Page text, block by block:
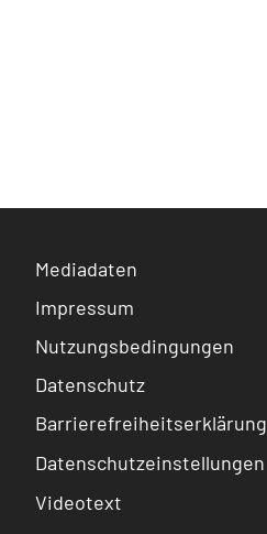
Mediadaten
Impressum
Nutzungsbedingungen
Datenschutz
Barrierefreiheitserklärung
Datenschutzeinstellungen
Videotext